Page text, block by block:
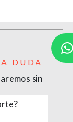
DUDA
sin